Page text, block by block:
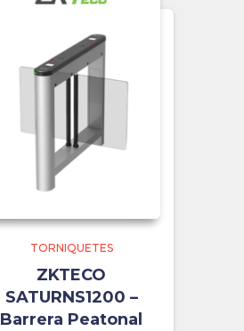
TORNIQUETES
ZKTECO
SATURNS1200 –
Barrera Peatonal